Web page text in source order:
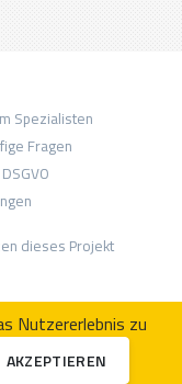
Spezialisten
Fragen
DSGVO
dieses Projekt
Nutzererlebnis zu
AKZEPTIEREN